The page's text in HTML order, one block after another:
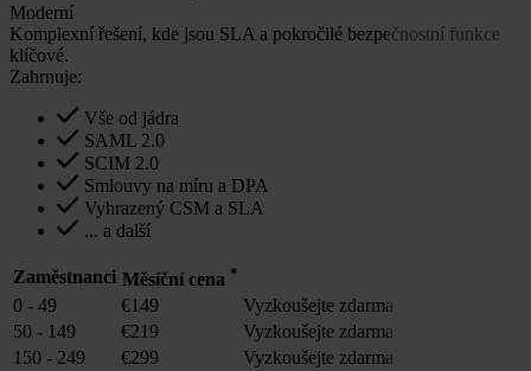
Moderní
Komplexní řešení, kde jsou SLA a pokročilé bezpečnostní funkce
klíčové.
Zahrnuje:
Vše od jádra
SAML 2.0
SCIM 2.0
Smlouvy na míru a DPA
Vyhrazený CSM a SLA
... a další
Zaměstnanci Měsíční cena *
0 - 49 €149
Vyzkoušejte zdarma
50 - 149
€219
Vyzkoušejte zdarma
150 - 249
€299
Vyzkoušejte zdarma